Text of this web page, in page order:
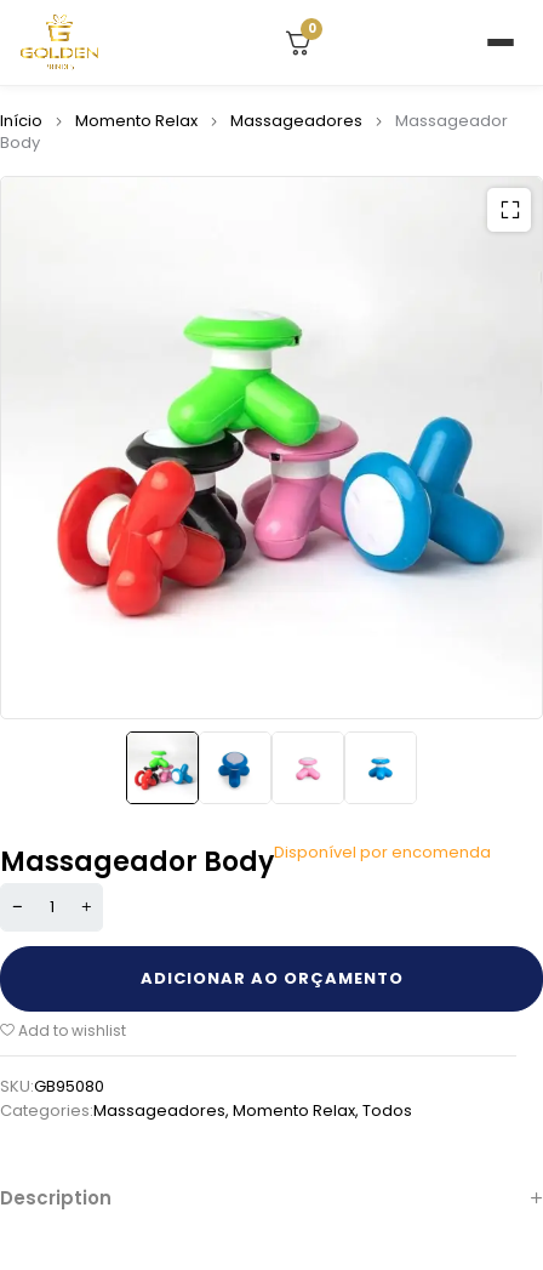
0
Início Momento Relax Massageadores
Massageador
Body
Massageador BodyDisponível por encomenda
ADICIONAR AO ORÇAMENTO
Add to wishlist
SKU:GB95080
Categories:Massageadores, Momento Relax, Todos
Description